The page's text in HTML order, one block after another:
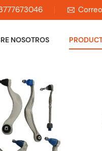
NOSOTROS